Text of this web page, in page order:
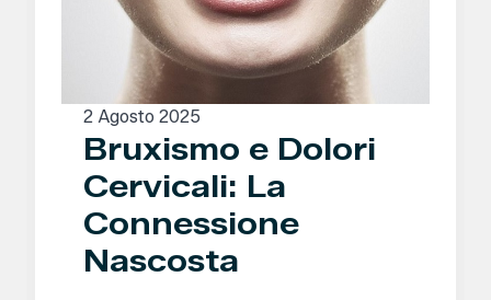
2 Agosto 2025
Bruxismo e Dolori
Cervicali: La
Connessione
Nascosta